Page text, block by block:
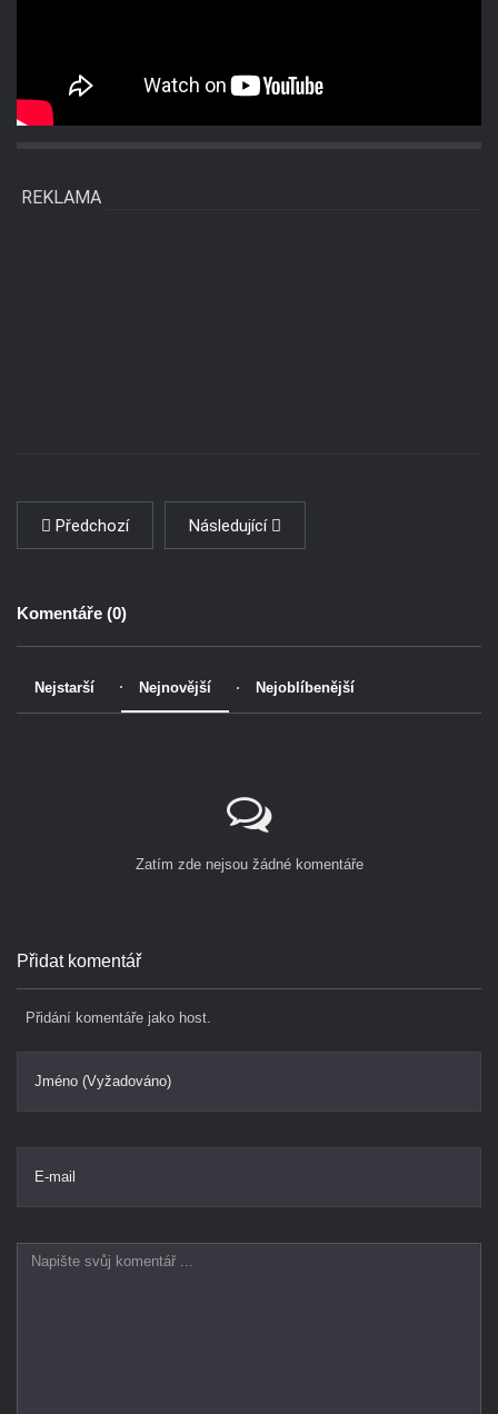
REKLAMA
Předchozí Následující
Komentáře (0)
Nejstarší Nejnovější Nejoblíbenější
Zatím zde nejsou žádné komentáře
Přidat komentář
Přidání komentáře jako host.
Jméno (Vyžadováno)
E-mail